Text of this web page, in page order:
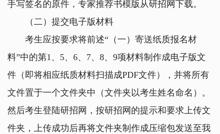
手写签名的原件，专家推荐书模版从研招网下载。
（二）提交电子版材料
考生应按要求将前述“ （一）寄送纸质报名材
料”中的第1、 5、 6、 7、 8、 9项材料制作成电子版文
件（即将相应纸质材料扫描成PDF文件），并将所有
文件置于一个文件夹中（文件夹以考生姓名命名）。
然后考生登陆研招网，按研招网的提示和要求上传文
件夹，上传成功后再将文件夹制作成压缩包发送至我